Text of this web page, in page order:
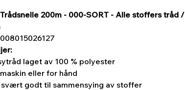
200m - 000-SORT - Alle stoffers tråd /
laget av 100 % polyester
eller for hånd
svært godt til sammensying av stoffer